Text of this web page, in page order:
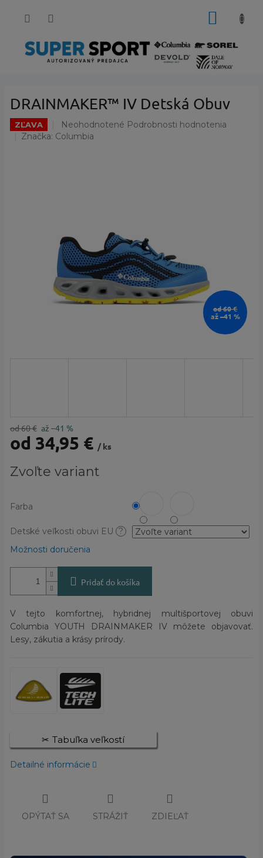
DRAINMAKER™ IV Detská Obuv
ZĽAVA
Priemerné
hodnotenie
Neohodnotené Podrobnosti hodnotenia
Značka: Columbia
od 60 €
až –41 %
od 60 € až –41 %
od 34,95 € / ks
cena:
Zvoľte variant
Farba
Detské veľkosti obuvi EU ?
Možnosti doručenia
Pridať do košíka
V tejto komfortnej, hybridnej multišportovej obuvi
Columbia YOUTH DRAINMAKER IV môžete objavovať.
Lesy, zákutia a krásy prírody.
Tabuľka veľkostí
Detailné informácie
OPÝTAŤ SA STRÁŽIŤ ZDIEĽAŤ